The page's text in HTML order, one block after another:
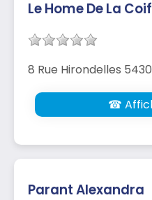
Le Home De La
8 Rue Hirondelles
☎
Parant Alexandra